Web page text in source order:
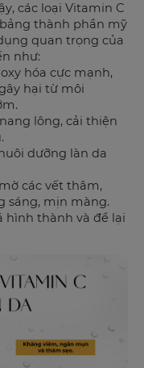
các loại Vitamin C
thành phần mỹ
quan trọng của
như:
hóa cực mạnh,
hại từ môi
lông, cải thiện
dưỡng làn da
các vết thâm,
sáng, mịn màng.
hình thành và để lại